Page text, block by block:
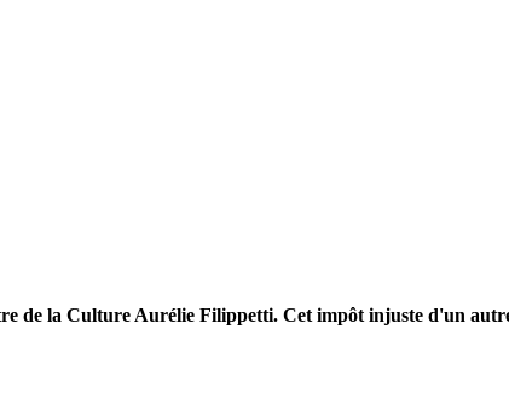
la Culture Aurélie Filippetti. Cet impôt injuste d'un autre